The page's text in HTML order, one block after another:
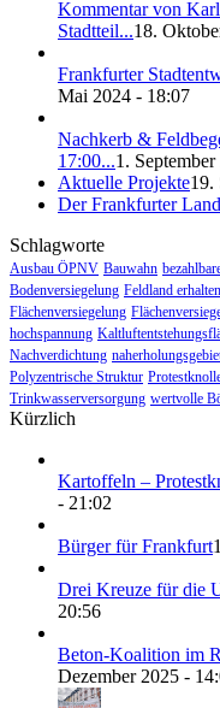
Kommentar von
Stadtteil...18.
Frankfurter
Mai 2024 - 18:07
Nachkerb &
17:00...1.
Aktuelle Projekte19.
Der Frankfurter
Schlagworte
Ausbau ÖPNV Bauwahn
Bodenversiegelung Feldland erhalten
Flächenversiegelung
hochspannung
Nachverdichtung
Polyzentrische Struktur
Trinkwasserversorgung wertvolle
Kürzlich
Kartoffeln –
- 21:02
Bürger für Frankfurt
Drei Kreuze für die
20:56
Beton-Koalition im
Dezember 2025 -